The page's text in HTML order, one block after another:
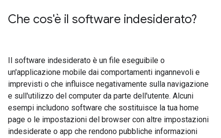
Che cos'è il software indesiderato?
Il software indesiderato è un file eseguibile o
un'applicazione mobile dai comportamenti ingannevoli e
imprevisti o che influisce negativamente sulla navigazione
e sull'utilizzo del computer da parte dell'utente. Alcuni
esempi includono software che sostituisce la tua home
page o le impostazioni del browser con altre impostazioni
indesiderate o app che rendono pubbliche informazioni